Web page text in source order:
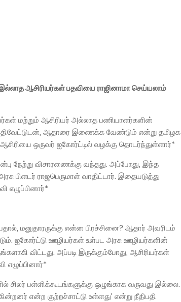
ஆசிரியர்கள் பதவியை ராஜினாமா செய்யலாம்
மற்றும் ஆசிரியர் அல்லாத பணியாளர்களின்
ஆதாரை இணைக்க வேண்டும் என்று தமிழக
ஆசிரியை ஒருவர் ஐகோர்ட்டில் வழக்கு தொடர்ந்துள்ளார்*
நேற்று விசாரணைக்கு வந்தது. அப்போது, இந்த
பிளடர் ராஜபெருமாள் வாதிட்டார். இதையடுத்து
எழுப்பினார்*
மனுதாரருக்கு என்ன பிரச்சினை? ஆதார் அவரிடம்
ஐகோர்ட்டு ஊழியர்கள் உள்பட அரசு ஊழியர்களின்
விட்டது. அப்படி இருக்கும்போது, ஆசிரியர்கள்
எழுப்பினார்*
சிலர் பள்ளிக்கூடங்களுக்கு ஒழுங்காக வருவது இல்லை.
என்ற குற்றச்சாட்டு உள்ளது’ என்று நீதிபதி